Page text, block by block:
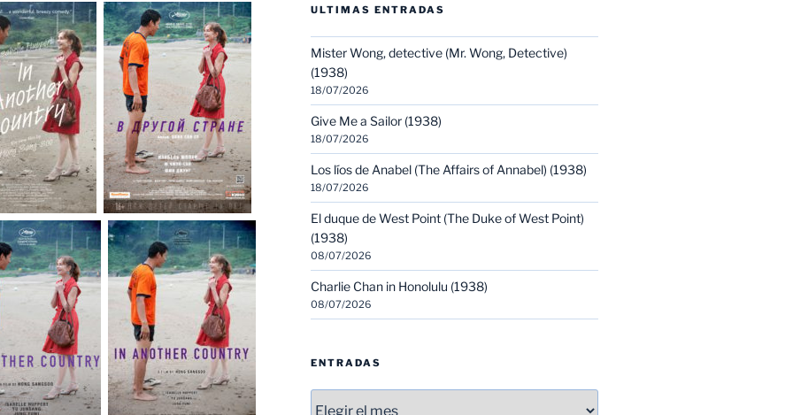
ULTIMAS ENTRADAS
Mister Wong, detective (Mr. Wong, Detective)
(1938)
18/07/2026
Give Me a Sailor (1938)
18/07/2026
Los líos de Anabel (The Affairs of Annabel) (1938)
18/07/2026
El duque de West Point (The Duke of West Point)
(1938)
08/07/2026
Charlie Chan in Honolulu (1938)
08/07/2026
ENTRADAS